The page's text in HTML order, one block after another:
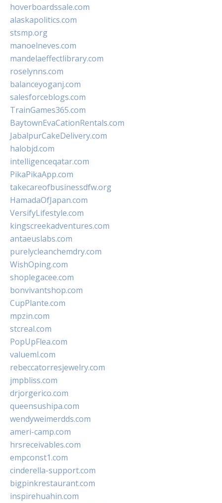
hoverboardssale.com
alaskapolitics.com
stsmp.org
manoelneves.com
mandelaeffectlibrary.com
roselynns.com
balanceyoganj.com
salesforceblogs.com
TrainGames365.com
BaytownEvaCationRentals.com
JabalpurCakeDelivery.com
halobjd.com
intelligenceqatar.com
PikaPikaApp.com
takecareofbusinessdfw.org
HamadaOfJapan.com
VersifyLifestyle.com
kingscreekadventures.com
antaeuslabs.com
purelycleanchemdry.com
WishOping.com
shoplegacee.com
bonvivantshop.com
CupPlante.com
mpzin.com
stcreal.com
PopUpFlea.com
valueml.com
rebeccatorresjewelry.com
jmpbliss.com
drjorgerico.com
queensushipa.com
wendyweimerdds.com
ameri-camp.com
hrsreceivables.com
empconst1.com
cinderella-support.com
bigpinkrestaurant.com
inspirehuahin.com